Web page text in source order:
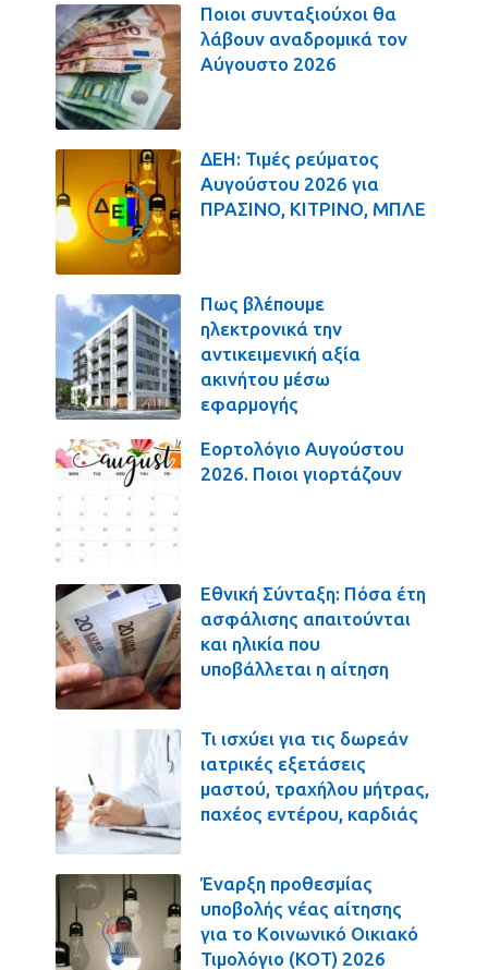
Ποιοι συνταξιούχοι θα
λάβουν αναδρομικά τον
Αύγουστο 2026
ΔΕΗ: Τιμές ρεύματος
Αυγούστου 2026 για
ΠΡΑΣΙΝΟ, ΚΙΤΡΙΝΟ, ΜΠΛΕ
Πως βλέπουμε
ηλεκτρονικά την
αντικειμενική αξία
ακινήτου μέσω
εφαρμογής
Εορτολόγιο Αυγούστου
2026. Ποιοι γιορτάζουν
Εθνική Σύνταξη: Πόσα έτη
ασφάλισης απαιτούνται
και ηλικία που
υποβάλλεται η αίτηση
Τι ισχύει για τις δωρεάν
ιατρικές εξετάσεις
μαστού, τραχήλου μήτρας,
παχέος εντέρου, καρδιάς
Έναρξη προθεσμίας
υποβολής νέας αίτησης
για το Κοινωνικό Οικιακό
Τιμολόγιο (ΚΟΤ) 2026